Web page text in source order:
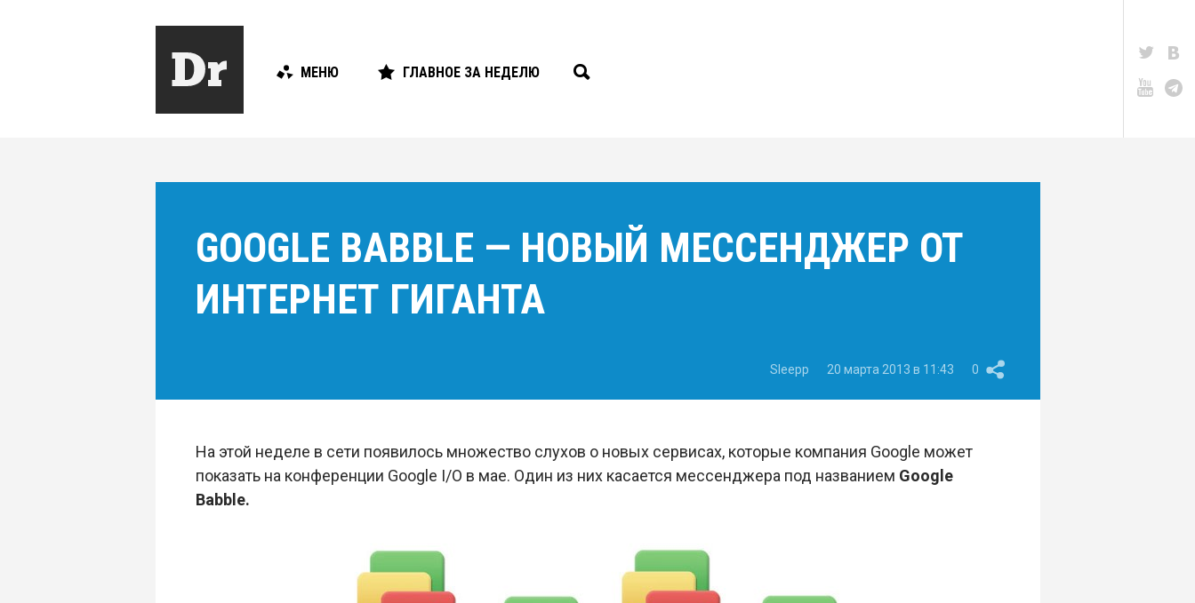
МЕНЮ ГЛАВНОЕ ЗА НЕДЕЛЮ
GOOGLE BABBLE — НОВЫЙ МЕССЕНДЖЕР ОТ
ИНТЕРНЕТ ГИГАНТА
Sleepp 20 марта 2013 в 11:43 0
На этой неделе в сети появилось множество слухов о новых сервисах, которые компания Google может
показать на конференции Google I/O в мае. Один из них касается мессенджера под названием Google
Babble.